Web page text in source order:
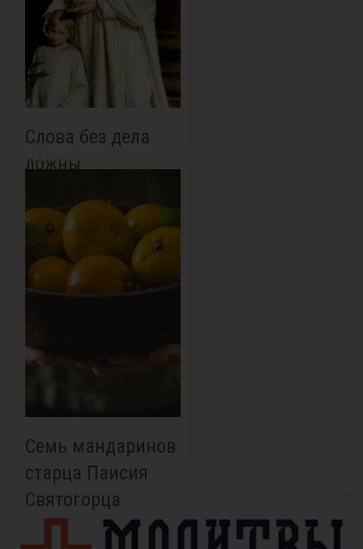
Слова без дела
ложны
Семь мандаринов
старца Паисия
Святогорца